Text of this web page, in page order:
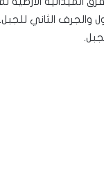
الثاني